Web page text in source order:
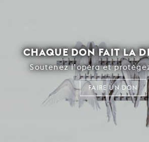
CHAQUE DON FAIT LA
Soutenez l’opéra et
FAIRE UN DON